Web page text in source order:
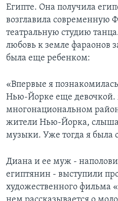
Египте. Она получила
возглавила современную
театральную студию
любовь к земле фараонов
была еще ребенком:
«Впервые я
Нью-Йорке еще девочкой.
многонациональном
жители Нью-Йорка,
музыки. Уже тогда я была
Диана и ее муж -
египтянин - выступили
художественного фильма